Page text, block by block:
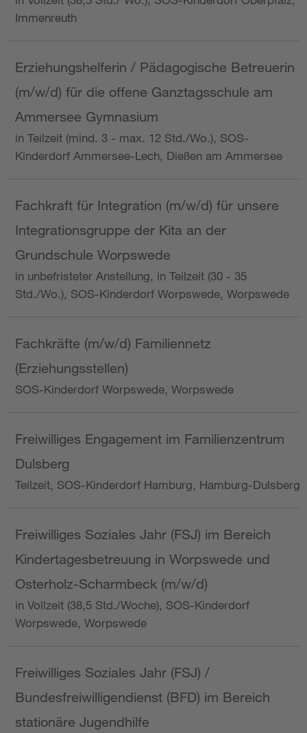
Immenreuth
Erziehungshelferin / Pädagogische Betreuerin
(m/w/d) für die offene Ganztagsschule am
Ammersee Gymnasium
in Teilzeit (mind. 3 - max. 12 Std./Wo.), SOS-
Kinderdorf Ammersee-Lech, Dießen am Ammersee
Fachkraft für Integration (m/w/d) für unsere
Integrationsgruppe der Kita an der
Grundschule Worpswede
in unbefristeter Anstellung, in Teilzeit (30 - 35
Std./Wo.), SOS-Kinderdorf Worpswede, Worpswede
Fachkräfte (m/w/d) Familiennetz
(Erziehungsstellen)
SOS-Kinderdorf Worpswede, Worpswede
Freiwilliges Engagement im Familienzentrum
Dulsberg
Teilzeit, SOS-Kinderdorf Hamburg, Hamburg-Dulsberg
Freiwilliges Soziales Jahr (FSJ) im Bereich
Kindertagesbetreuung in Worpswede und
Osterholz-Scharmbeck (m/w/d)
in Vollzeit (38,5 Std./Woche), SOS-Kinderdorf
Worpswede, Worpswede
Freiwilliges Soziales Jahr (FSJ) /
Bundesfreiwilligendienst (BFD) im Bereich
stationäre Jugendhilfe